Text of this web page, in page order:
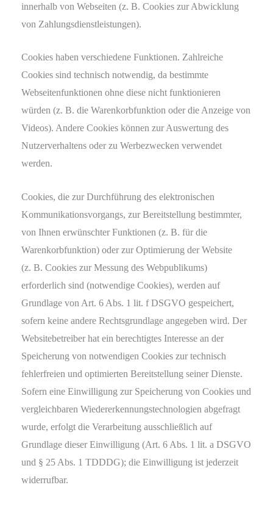
innerhalb von Webseiten (z. B. Cookies zur Abwicklung
von Zahlungsdienstleistungen).
Cookies haben verschiedene Funktionen. Zahlreiche
Cookies sind technisch notwendig, da bestimmte
Webseitenfunktionen ohne diese nicht funktionieren
würden (z. B. die Warenkorbfunktion oder die Anzeige von
Videos). Andere Cookies können zur Auswertung des
Nutzerverhaltens oder zu Werbezwecken verwendet
werden.
Cookies, die zur Durchführung des elektronischen
Kommunikationsvorgangs, zur Bereitstellung bestimmter,
von Ihnen erwünschter Funktionen (z. B. für die
Warenkorbfunktion) oder zur Optimierung der Website
(z. B. Cookies zur Messung des Webpublikums)
erforderlich sind (notwendige Cookies), werden auf
Grundlage von Art. 6 Abs. 1 lit. f DSGVO gespeichert,
sofern keine andere Rechtsgrundlage angegeben wird. Der
Websitebetreiber hat ein berechtigtes Interesse an der
Speicherung von notwendigen Cookies zur technisch
fehlerfreien und optimierten Bereitstellung seiner Dienste.
Sofern eine Einwilligung zur Speicherung von Cookies und
vergleichbaren Wiedererkennungstechnologien abgefragt
wurde, erfolgt die Verarbeitung ausschließlich auf
Grundlage dieser Einwilligung (Art. 6 Abs. 1 lit. a DSGVO
und § 25 Abs. 1 TDDDG); die Einwilligung ist jederzeit
widerrufbar.